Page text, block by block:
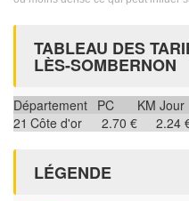
TABLEAU DES
LÈS-SOMBERNON
Département PC KM Jour
21 Côte d'or 2.70 € 2.24
LÉGENDE